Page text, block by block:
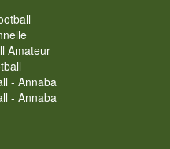
Amateur
- Annaba
- Annaba